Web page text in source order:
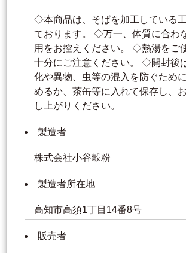
◇本商品は、そばを加工している
ております。 ◇万一、体質に合わ
用をお控えください。 ◇熱湯をご
十分にご注意ください。 ◇開封後
化や異物、虫等の混入を防ぐため
めるか、茶缶等に入れて保存し、
し上がりください。
製造者
株式会社小谷穀粉
製造者所在地
高知市高須1丁目14番8号
販売者